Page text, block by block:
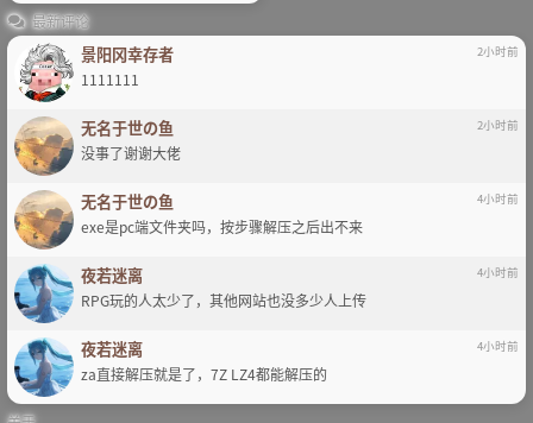
最新评论
景阳冈幸存者 2小时前
1111111
无名于世の鱼 2小时前
没事了谢谢大佬
无名于世の鱼 4小时前
exe是pc端文件夹吗，按步骤解压之后出不来
夜若迷离 4小时前
RPG玩的人太少了，其他网站也没多少人上传
夜若迷离 4小时前
za直接解压就是了，7Z LZ4都能解压的